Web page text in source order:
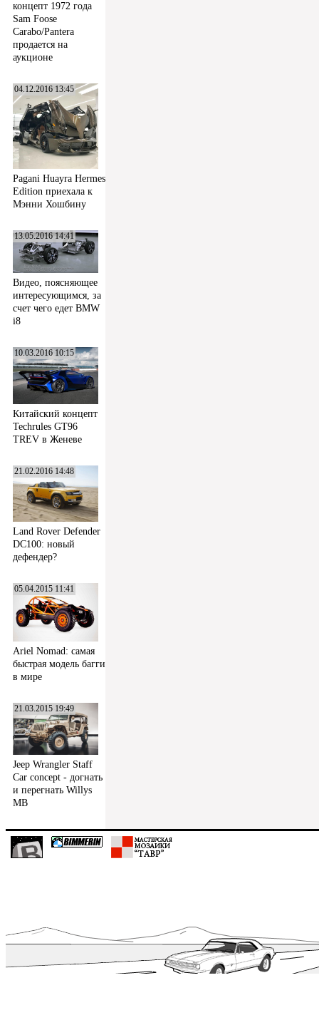
концепт 1972 года
Sam Foose
Carabo/Pantera
продается на
аукционе
04.12.2016 13:45
Pagani Huayra Hermes
Edition приехала к
Мэнни Хошбину
13.05.2016 14:41
Видео, поясняющее
интересующимся, за
счет чего едет BMW
i8
10.03.2016 10:15
Китайский концепт
Techrules GT96
TREV в Женеве
21.02.2016 14:48
Land Rover Defender
DC100: новый
дефендер?
05.04.2015 11:41
Ariel Nomad: самая
быстрая модель багги
в мире
21.03.2015 19:49
Jeep Wrangler Staff
Car concept - догнать
и перегнать Willys
MB